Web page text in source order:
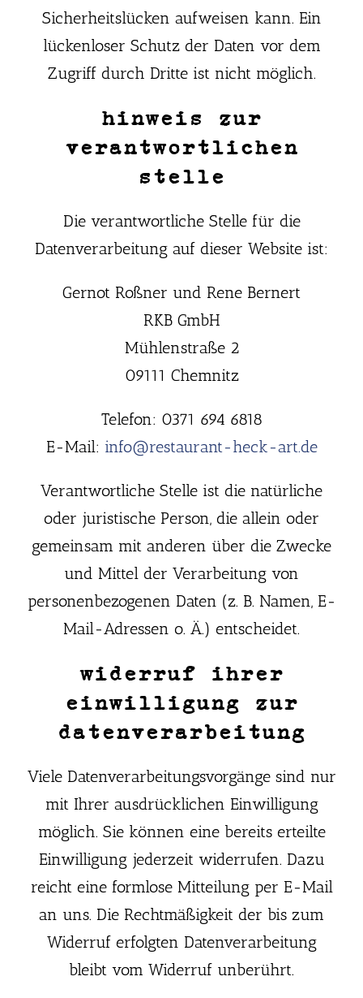
Sicherheitslücken aufweisen kann. Ein
lückenloser Schutz der Daten vor dem
Zugriff durch Dritte ist nicht möglich.
hinweis zur
verantwortlichen
stelle
Die verantwortliche Stelle für die
Datenverarbeitung auf dieser Website ist:
Gernot Roßner und Rene Bernert
RKB GmbH
Mühlenstraße 2
09111 Chemnitz
Telefon: 0371 694 6818
E-Mail: info@restaurant-heck-art.de
Verantwortliche Stelle ist die natürliche
oder juristische Person, die allein oder
gemeinsam mit anderen über die Zwecke
und Mittel der Verarbeitung von
personenbezogenen Daten (z. B. Namen, E-
Mail-Adressen o. Ä.) entscheidet.
widerruf ihrer
einwilligung zur
datenverarbeitung
Viele Datenverarbeitungsvorgänge sind nur
mit Ihrer ausdrücklichen Einwilligung
möglich. Sie können eine bereits erteilte
Einwilligung jederzeit widerrufen. Dazu
reicht eine formlose Mitteilung per E-Mail
an uns. Die Rechtmäßigkeit der bis zum
Widerruf erfolgten Datenverarbeitung
bleibt vom Widerruf unberührt.